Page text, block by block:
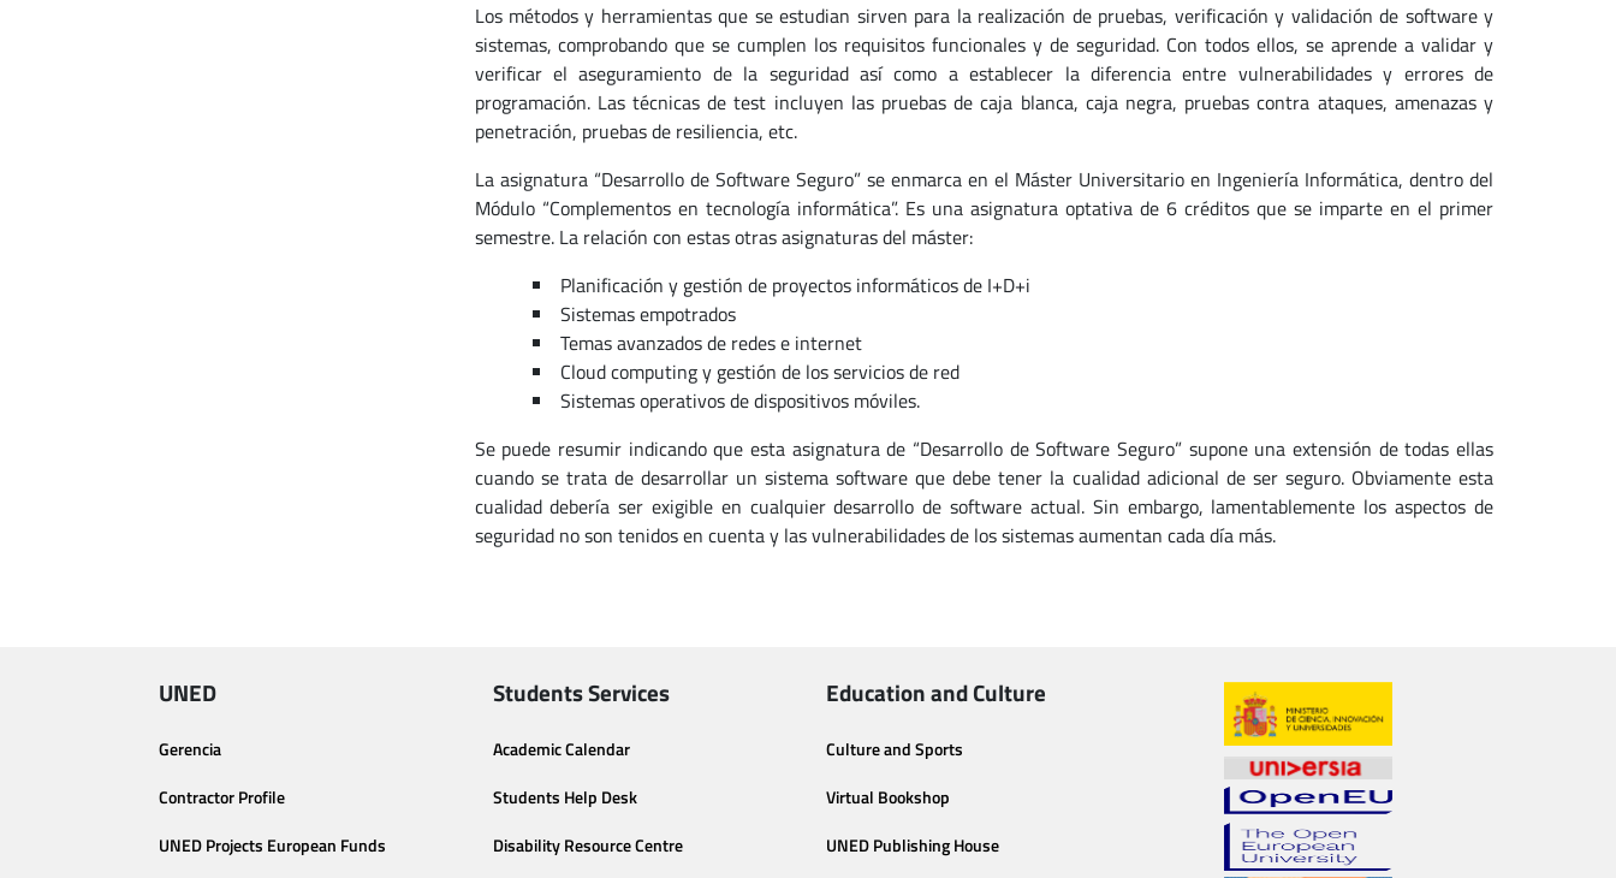
Los métodos y herramientas que se estudian sirven para la realización de pruebas, verificación y validación de software y
sistemas, comprobando que se cumplen los requisitos funcionales y de seguridad. Con todos ellos, se aprende a validar y
verificar el aseguramiento de la seguridad así como a establecer la diferencia entre vulnerabilidades y errores de
programación. Las técnicas de test incluyen las pruebas de caja blanca, caja negra, pruebas contra ataques, amenazas y
penetración, pruebas de resiliencia, etc.
La asignatura “Desarrollo de Software Seguro” se enmarca en el Máster Universitario en Ingeniería Informática, dentro del
Módulo “Complementos en tecnología informática”. Es una asignatura optativa de 6 créditos que se imparte en el primer
semestre. La relación con estas otras asignaturas del máster:
Planificación y gestión de proyectos informáticos de I+D+i
Sistemas empotrados
Temas avanzados de redes e internet
Cloud computing y gestión de los servicios de red
Sistemas operativos de dispositivos móviles.
Se puede resumir indicando que esta asignatura de “Desarrollo de Software Seguro” supone una extensión de todas ellas
cuando se trata de desarrollar un sistema software que debe tener la cualidad adicional de ser seguro. Obviamente esta
cualidad debería ser exigible en cualquier desarrollo de software actual. Sin embargo, lamentablemente los aspectos de
seguridad no son tenidos en cuenta y las vulnerabilidades de los sistemas aumentan cada día más.
UNED
Gerencia
Contractor Profile
UNED Projects European Funds
Students Services
Academic Calendar
Students Help Desk
Disability Resource Centre
Education and Culture
Culture and Sports
Virtual Bookshop
UNED Publishing House